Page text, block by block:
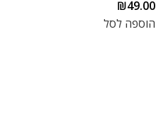
₪49.00
הוספה לסל